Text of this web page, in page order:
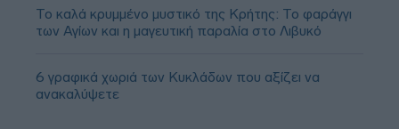
Το καλά κρυμμένο μυστικό της Κρήτης: Το φαράγγι
των Αγίων και η μαγευτική παραλία στο Λιβυκό
6 γραφικά χωριά των Κυκλάδων που αξίζει να
ανακαλύψετε